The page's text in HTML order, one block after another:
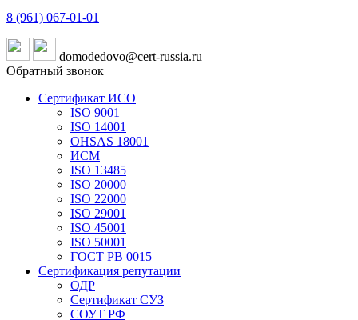
8 (961) 067-01-01
domodedovo@cert-russia.ru
Обратный звонок
Сертификат ИСО
ISO 9001
ISO 14001
OHSAS 18001
ИСМ
ISO 13485
ISO 20000
ISO 22000
ISO 29001
ISO 45001
ISO 50001
ГОСТ РВ 0015
Сертификация репутации
ОДР
Сертификат СУЗ
СОУТ РФ